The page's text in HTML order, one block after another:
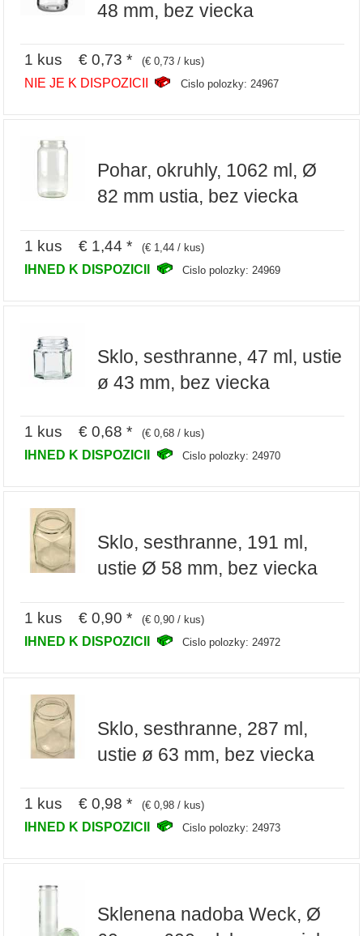
48 mm, bez viecka
1 kus € 0,73 * (€ 0,73 / kus)
NIE JE K DISPOZICII Cislo polozky: 24967
Pohar, okruhly, 1062 ml, Ø
82 mm ustia, bez viecka
1 kus € 1,44 * (€ 1,44 / kus)
IHNED K DISPOZICII Cislo polozky: 24969
Sklo, sesthranne, 47 ml, ustie
ø 43 mm, bez viecka
1 kus € 0,68 * (€ 0,68 / kus)
IHNED K DISPOZICII Cislo polozky: 24970
Sklo, sesthranne, 191 ml,
ustie Ø 58 mm, bez viecka
1 kus € 0,90 * (€ 0,90 / kus)
IHNED K DISPOZICII Cislo polozky: 24972
Sklo, sesthranne, 287 ml,
ustie ø 63 mm, bez viecka
1 kus € 0,98 * (€ 0,98 / kus)
IHNED K DISPOZICII Cislo polozky: 24973
Sklenena nadoba Weck, Ø